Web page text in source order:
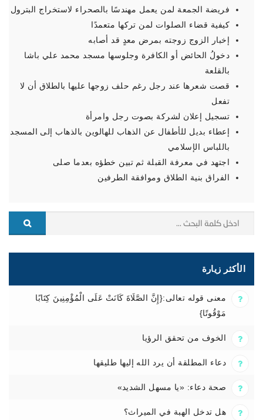
فريضة الجمعة لمن يعمل مهندسًا بالصحراء لاستخراج البترول
كيفية قضاء الصلوات لمن تركها متعمدًا
إخبار الزوج زوجته بمرض معدٍ قد أصابه
دخولُ الحائض أو الكافرة وجلوسها مسجد محمد علي باشا
بالقلعة
قصت شعرها عند رجل رغم حلف زوجها عليها بالطلاق أن لا
تفعل
تسجيل إعلان لشركة بصوت رجل وامرأة
إعطاء بديل للأطفال عن الذهاب للهالوين بالذهاب إلى المسجد
باللباس الإسلامي
اجتهد في معرفة القبلة ثم تبين خطؤه بعدما صلى
الفراق بنية الطلاق وموافقة الطرفين
الأكثر زيارة
معنى قوله تعالى:{إِنَّ الصَّلَاةَ كَانَتْ عَلَى الْمُؤْمِنِينَ كِتَابًا
مَوْقُوتًا}
الخوف من تحقق الرؤيا
دعاء المطلقة أن يرد الله إليها طليقها
صحة دعاء: «يا مسهل الشديد»
هل تدخل الهبة في الميراث؟